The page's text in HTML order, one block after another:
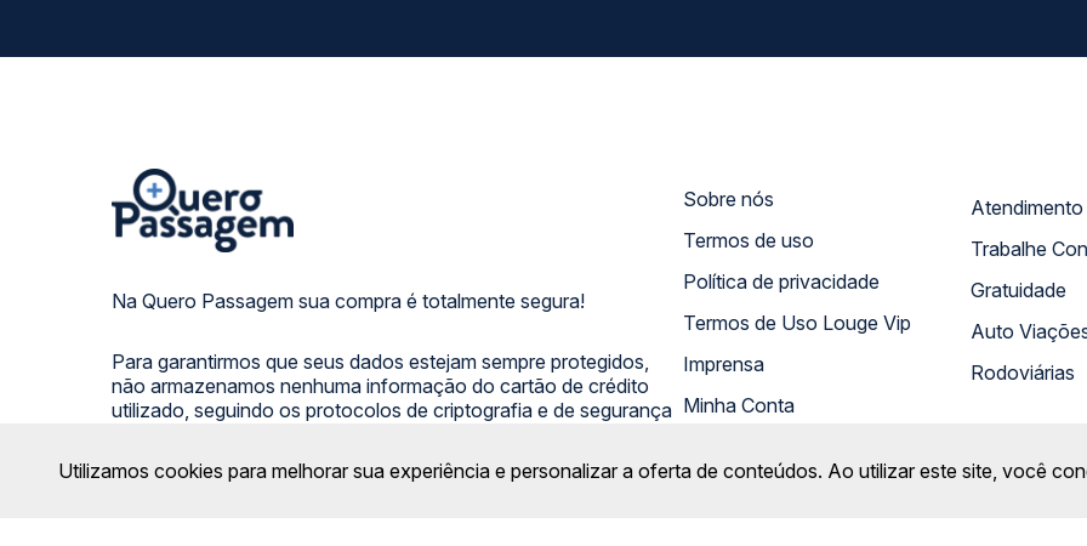
Na Quero Passagem sua compra é totalmente segura!
Para garantirmos que seus dados estejam sempre protegidos,
não armazenamos nenhuma informação do cartão de crédito
utilizado, seguindo os protocolos de criptografia e de segurança
Sobre nós
Termos de uso
Política de privacidade
Termos de Uso Louge Vip
Imprensa
Minha Conta
Trabalhe
Gratuidade
Auto
Rodoviárias
Utilizamos cookies para melhorar sua experiência e personalizar a oferta de conteúdos. Ao utilizar este site, você